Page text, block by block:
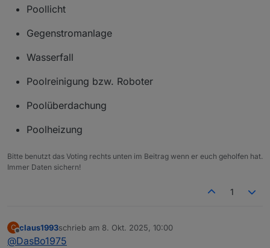
zuverlässig, wenn der ControlHelper aktiv ist (z. B.
automatisch.
Poollicht
Gegenstromanlage
Wasserfall
Poolreinigung bzw. Roboter
Poolüberdachung
Poolheizung
Bitte benutzt das Voting rechts unten im Beitrag wenn er euch geholfen hat.
Immer Daten sichern!
1
C
Offline
claus1993schrieb am 8. Okt. 2025, 10:00
zuletzt editiert von
@DasBo1975